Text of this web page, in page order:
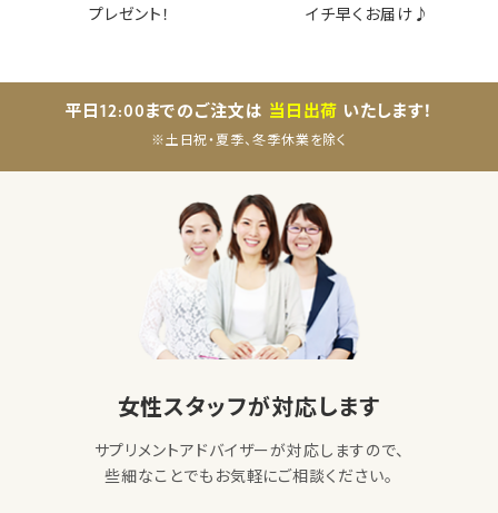
プレゼント！
イチ早くお届け♪
平日12:00までのご注文は 当日出荷 いたします！
※土日祝・夏季、冬季休業を除く
女性スタッフが対応します
サプリメントアドバイザーが対応しますので、
些細なことでもお気軽にご相談ください。